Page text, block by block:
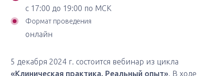
с 17:00 до 19:00 по МСК
Формат проведения
онлайн
5 декабря 2024 г. состоится вебинар из цикла
«Клиническая практика. Реальный опыт». В ходе